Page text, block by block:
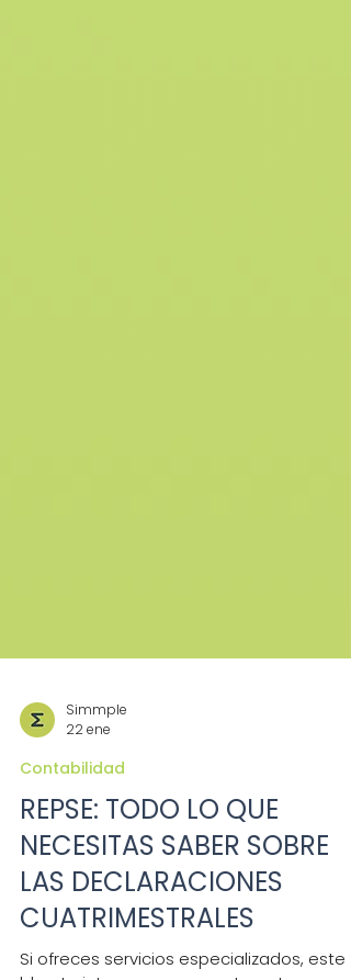
Simmple
22 ene
Contabilidad
REPSE: TODO LO QUE
NECESITAS SABER SOBRE
LAS DECLARACIONES